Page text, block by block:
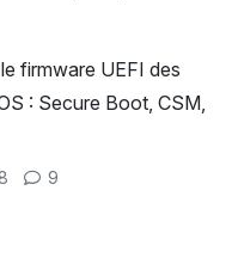
firmware UEFI des
: Secure Boot, CSM,
9